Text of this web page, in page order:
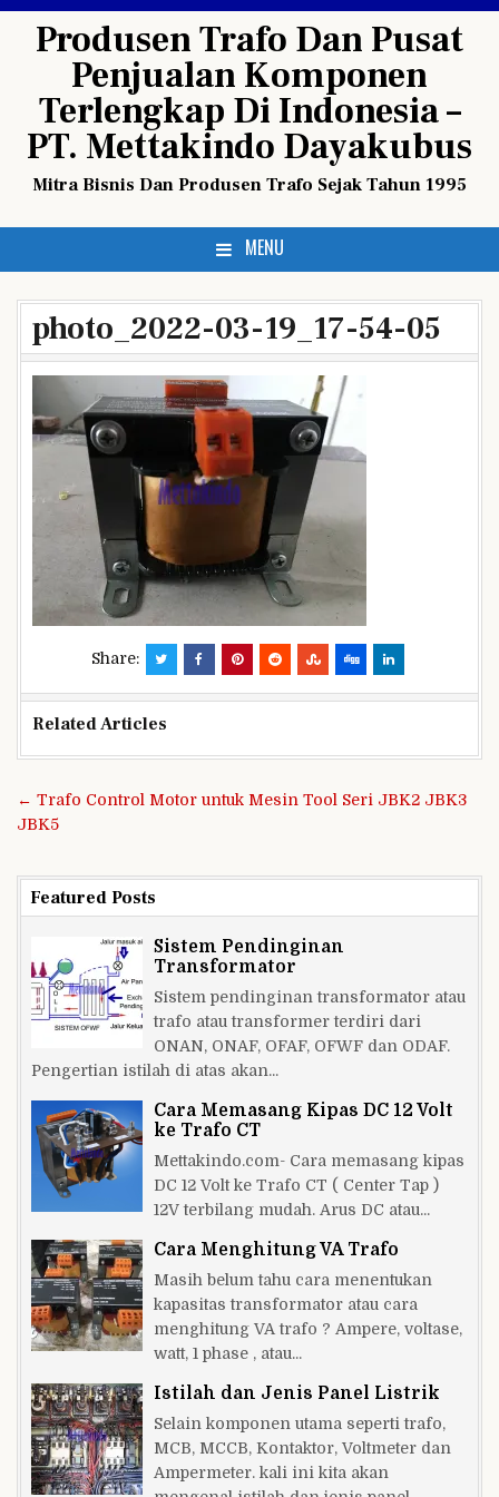
Produsen Trafo Dan Pusat
Penjualan Komponen
Terlengkap Di Indonesia –
PT. Mettakindo Dayakubus
Mitra Bisnis Dan Produsen Trafo Sejak Tahun 1995
MENU
photo_2022-03-19_17-54-05
Share:
Related Articles
Navigasi
pos
← Trafo Control Motor untuk Mesin Tool Seri JBK2 JBK3
JBK5
Featured Posts
Sistem Pendinginan
Transformator
Sistem pendinginan transformator atau
trafo atau transformer terdiri dari
ONAN, ONAF, OFAF, OFWF dan ODAF.
Pengertian istilah di atas akan...
Cara Memasang Kipas DC 12 Volt
ke Trafo CT
Mettakindo.com- Cara memasang kipas
DC 12 Volt ke Trafo CT ( Center Tap )
12V terbilang mudah. Arus DC atau...
Cara Menghitung VA Trafo
Masih belum tahu cara menentukan
kapasitas transformator atau cara
menghitung VA trafo ? Ampere, voltase,
watt, 1 phase , atau...
Istilah dan Jenis Panel Listrik
Selain komponen utama seperti trafo,
MCB, MCCB, Kontaktor, Voltmeter dan
Ampermeter. kali ini kita akan